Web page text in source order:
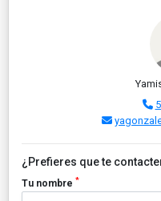
¿Prefieres que te
Tu nombre *